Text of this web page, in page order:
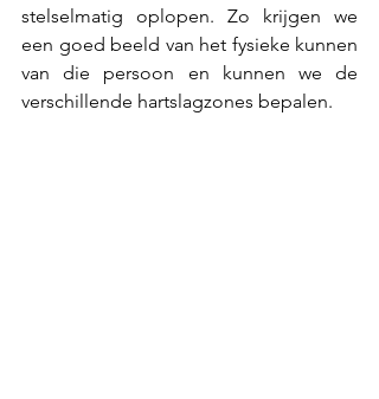
stelselmatig oplopen. Zo krijgen we
een goed beeld van het fysieke kunnen
van die persoon en kunnen we de
verschillende hartslagzones bepalen.